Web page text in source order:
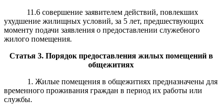
11.6 совершение заявителем действий, повлекших
ухудшение жилищных условий, за 5 лет, предшествующих
моменту подачи заявления о предоставлении служебного
жилого помещения.
Статья 3. Порядок предоставления жилых помещений в
общежитиях
1. Жилые помещения в общежитиях предназначены для
временного проживания граждан в период их работы или
службы.